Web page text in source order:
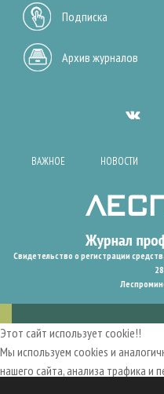
Подписка
Архив журналов
ВАЖНОЕ НОВОСТИ
Свидетельство о регистрации
Этот сайт использует cookie!!
Мы используем cookies и
нашего сайта, анализа трафика и